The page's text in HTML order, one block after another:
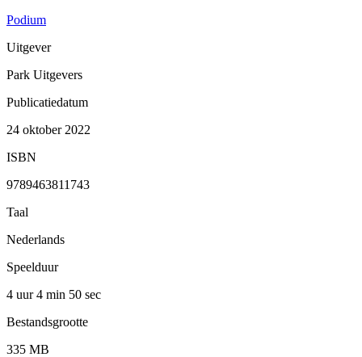
Podium
Uitgever
Park Uitgevers
Publicatiedatum
24 oktober 2022
ISBN
9789463811743
Taal
Nederlands
Speelduur
4 uur 4 min 50 sec
Bestandsgrootte
335 MB